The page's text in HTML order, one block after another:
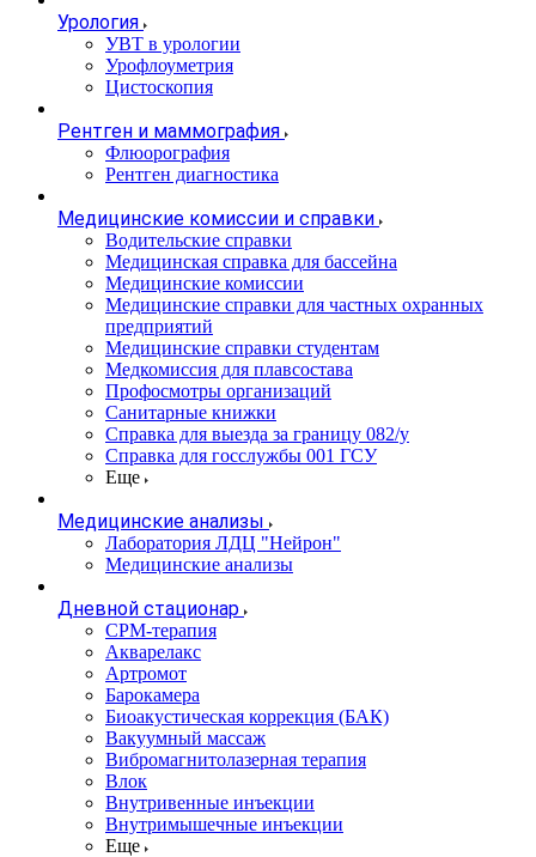
Урология
УВТ в урологии
Урофлоуметрия
Цистоскопия
Рентген и маммография
Флюорография
Рентген диагностика
Медицинские комиссии и справки
Водительские справки
Медицинская справка для бассейна
Медицинские комиссии
Медицинские справки для частных охранных
предприятий
Медицинские справки студентам
Медкомиссия для плавсостава
Профосмотры организаций
Санитарные книжки
Справка для выезда за границу 082/у
Справка для госслужбы 001 ГСУ
Еще
Медицинские анализы
Лаборатория ЛДЦ "Нейрон"
Медицинские анализы
Дневной стационар
CPM-терапия
Акварелакс
Артромот
Барокамера
Биоакустическая коррекция (БАК)
Вакуумный массаж
Вибромагнитолазерная терапия
Влок
Внутривенные инъекции
Внутримышечные инъекции
Еще